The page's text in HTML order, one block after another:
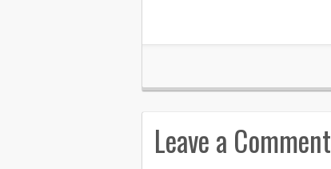
Leave a Comment